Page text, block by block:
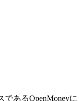
あるOpenMoneyに